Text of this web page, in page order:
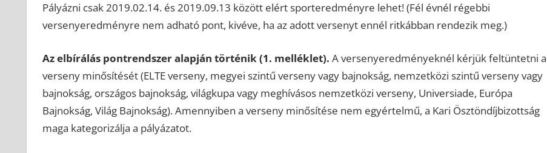
Pályázni csak 2019.02.14. és 2019.09.13 között elért sporteredményre lehet! (Fél évnél régebbi
versenyeredményre nem adható pont, kivéve, ha az adott versenyt ennél ritkábban rendezik meg.)
Az elbírálás pontrendszer alapján történik (1. melléklet). A versenyeredményeknél kérjük feltüntetni a
verseny minősítését (ELTE verseny, megyei szintű verseny vagy bajnokság, nemzetközi szintű verseny vagy
bajnokság, országos bajnokság, világkupa vagy meghívásos nemzetközi verseny, Universiade, Európa
Bajnokság, Világ Bajnokság). Amennyiben a verseny minősítése nem egyértelmű, a Kari Ösztöndíjbizottság
maga kategorizálja a pályázatot.